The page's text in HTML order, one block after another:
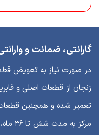
گارانتی، ضمانت و
در صورت نیاز به تعویض
زنجان از قطعات اصلی و
تعمیر شده و همچنین
مرکز